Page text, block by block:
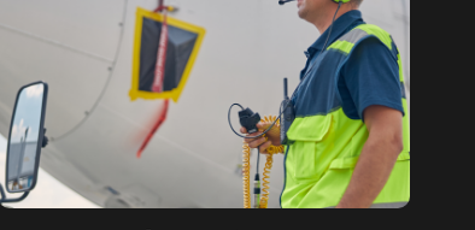
A parceria entre SECURITY, EPS, Juiz de Fora e SETE,
com o suporte do Maestro, trouxe soluções inovadoras
para o sucesso na gestão e operação de aeroportos. A
implementação de tecnologias avançadas garantiu
eficiência e excelência nos resultados, com destaque
para o controle de acesso, limpeza e conservação,
segurança e otimização de processos operacionais. A
digitalização e automação de processos internos
proporcionaram agilidade e precisão nas operações.